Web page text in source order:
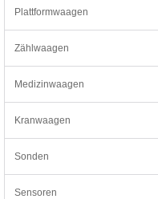
Plattformwaagen
Zählwaagen
Medizinwaagen
Kranwaagen
Sonden
Sensoren